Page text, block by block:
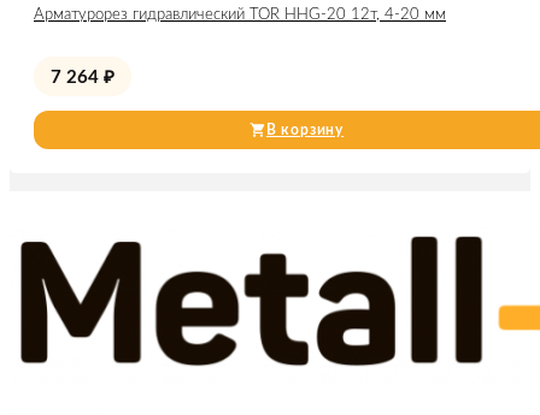
Арматурорез гидравлический TOR HHG-20 12т, 4-20 мм
7 264 ₽
В корзину